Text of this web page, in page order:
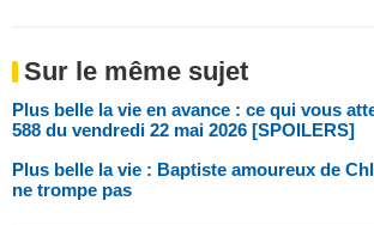
Sur le même sujet
Plus belle la vie en avance : ce qui vous
588 du vendredi 22 mai 2026 [SPOILERS]
Plus belle la vie : Baptiste amoureux de
ne trompe pas